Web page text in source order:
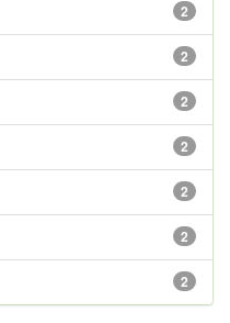
2
2
2
2
2
2
2